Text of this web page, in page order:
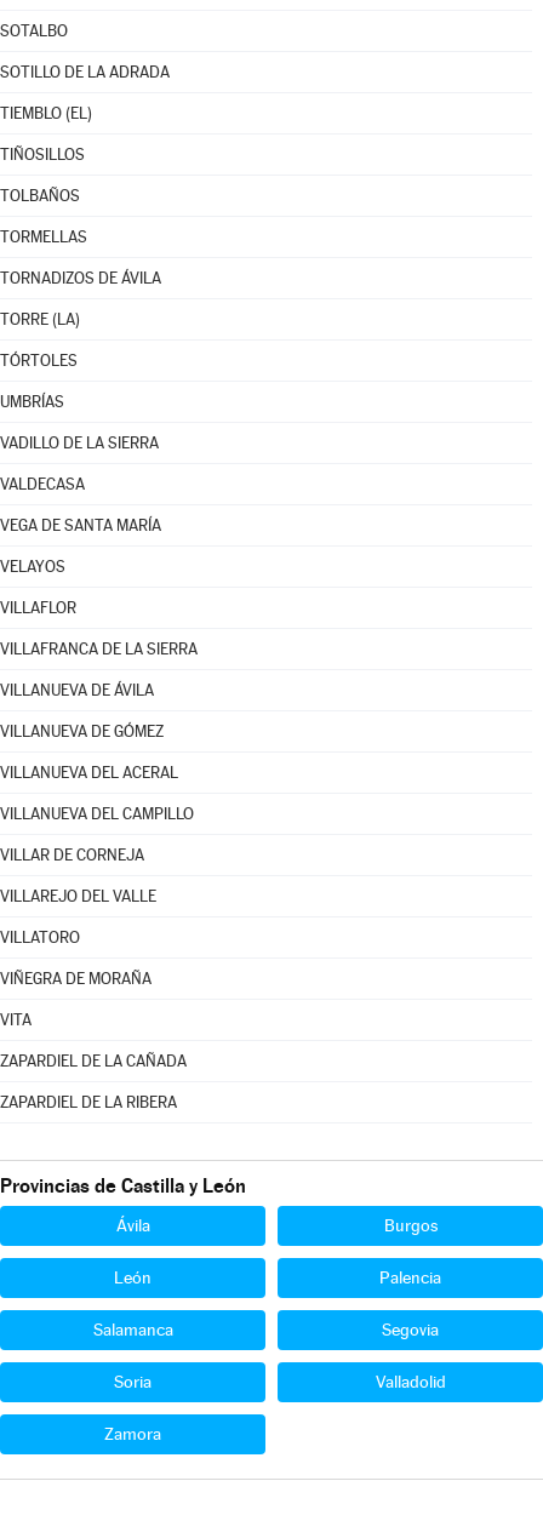
SOTALBO
SOTILLO DE LA ADRADA
TIEMBLO (EL)
TIÑOSILLOS
TOLBAÑOS
TORMELLAS
TORNADIZOS DE ÁVILA
TORRE (LA)
TÓRTOLES
UMBRÍAS
VADILLO DE LA SIERRA
VALDECASA
VEGA DE SANTA MARÍA
VELAYOS
VILLAFLOR
VILLAFRANCA DE LA SIERRA
VILLANUEVA DE ÁVILA
VILLANUEVA DE GÓMEZ
VILLANUEVA DEL ACERAL
VILLANUEVA DEL CAMPILLO
VILLAR DE CORNEJA
VILLAREJO DEL VALLE
VILLATORO
VIÑEGRA DE MORAÑA
VITA
ZAPARDIEL DE LA CAÑADA
ZAPARDIEL DE LA RIBERA
Provincias de Castilla y León
Ávila Burgos
León Palencia
Salamanca Segovia
Soria Valladolid
Zamora